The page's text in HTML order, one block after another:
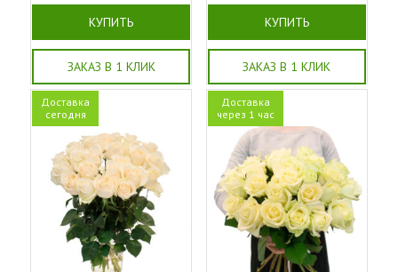
КУПИТЬ
ЗАКАЗ В 1 КЛИК
КУПИТЬ
ЗАКАЗ В 1 КЛИК
Доставка
сегодня
Доставка
через 1 час